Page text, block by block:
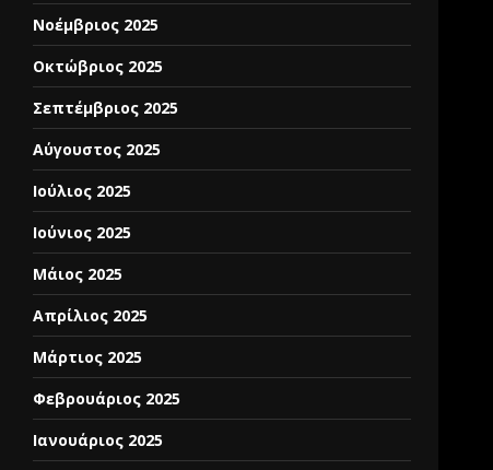
Νοέμβριος 2025
Οκτώβριος 2025
Σεπτέμβριος 2025
Αύγουστος 2025
Ιούλιος 2025
Ιούνιος 2025
Μάιος 2025
Απρίλιος 2025
Μάρτιος 2025
Φεβρουάριος 2025
Ιανουάριος 2025